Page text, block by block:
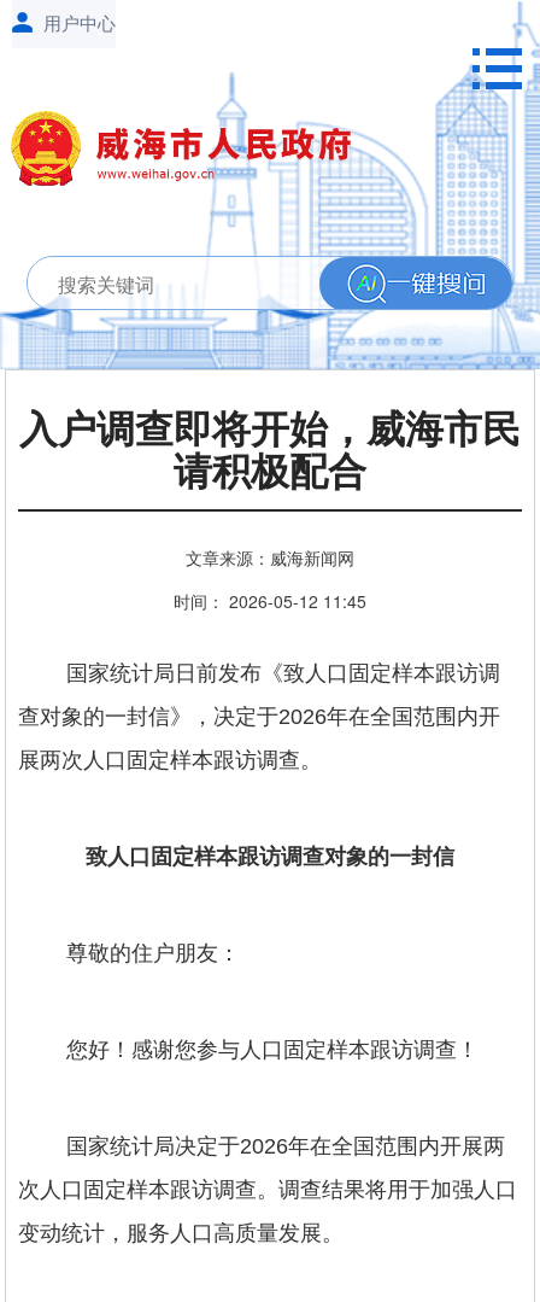
入户调查即将开始，威海市民
请积极配合
文章来源：威海新闻网
时间： 2026-05-12 11:45
国家统计局日前发布《致人口固定样本跟访调
查对象的一封信》，决定于2026年在全国范围内开
展两次人口固定样本跟访调查。
致人口固定样本跟访调查对象的一封信
尊敬的住户朋友：
您好！感谢您参与人口固定样本跟访调查！
国家统计局决定于2026年在全国范围内开展两
次人口固定样本跟访调查。调查结果将用于加强人口
变动统计，服务人口高质量发展。